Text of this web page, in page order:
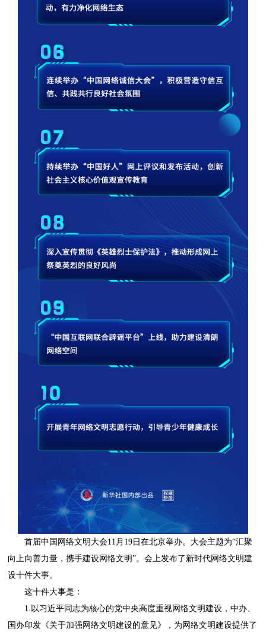
首届中国网络文明大会11月19日在北京举办。大会主题为“汇聚
向上向善力量，携手建设网络文明”。会上发布了新时代网络文明建
设十件大事。
这十件大事是：
1.以习近平同志为核心的党中央高度重视网络文明建设，中办、
国办印发《关于加强网络文明建设的意见》，为网络文明建设提供了